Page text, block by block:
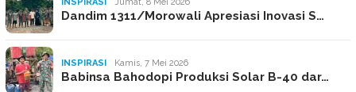
INSPIRASI Jumat, 8 Mei 2026
Dandim 1311/Morowali Apresiasi Inovasi S…
INSPIRASI Kamis, 7 Mei 2026
Babinsa Bahodopi Produksi Solar B-40 dar…